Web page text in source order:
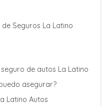
Seguros La Latino
de autos La Latino
asegurar?
Latino Autos